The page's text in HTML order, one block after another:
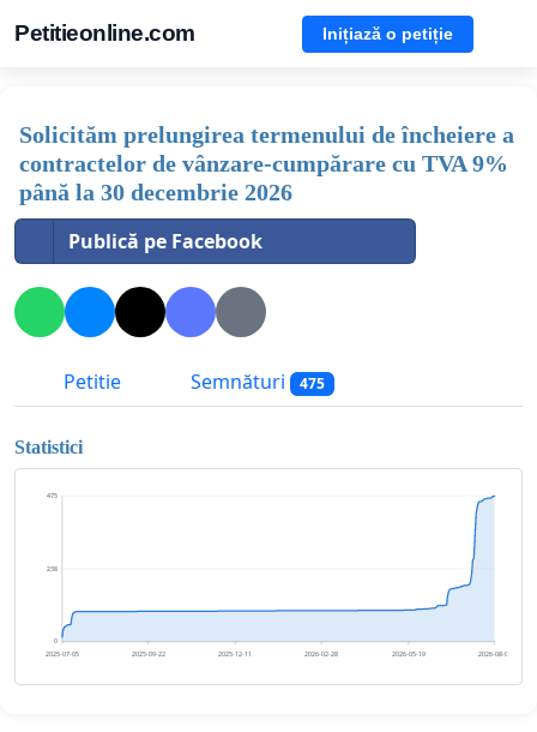
Petitieonline.com Inițiază o petiție
Solicităm prelungirea termenului de încheiere a
contractelor de vânzare-cumpărare cu TVA 9%
până la 30 decembrie 2026
Publică pe Facebook
Petitie Semnături 475
Statistici
0
238
475
2025-07-05 2025-09-22 2025-12-11 2026-02-28 2026-05-19 2026-08-06